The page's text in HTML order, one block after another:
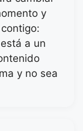
y
a un
y no sea